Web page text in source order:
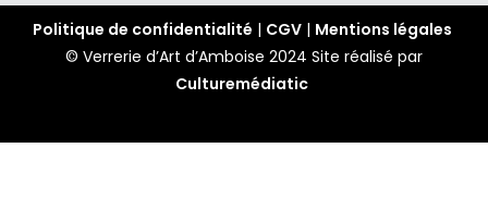
Politique de confidentialité | CGV | Mentions légales
© Verrerie d’Art d’Amboise 2024 Site réalisé par
Culturemédiatic